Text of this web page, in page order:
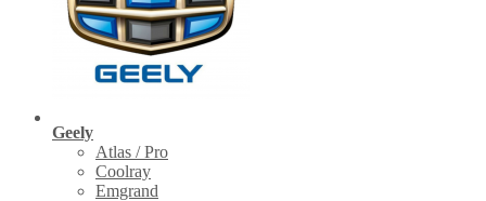
Geely
Atlas / Pro
Coolray
Emgrand